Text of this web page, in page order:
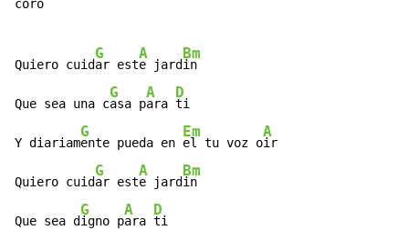
coro
Quiero cuid
G
ar est
A
e jard
Bm
in
Que sea una c
G
asa p
A
ara
D
ti
Y diariam
G
ente pueda en
Em
el tu voz o
A
ir
Quiero cuid
G
ar est
A
e jard
Bm
in
Que sea d
G
igno p
A
ara
D
ti